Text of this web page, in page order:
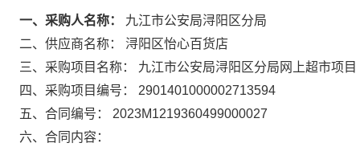
一、采购人名称：
九江市公安局浔阳区分局
二、供应商名称：
浔阳区怡心百货店
三、采购项目名称：
九江市公安局浔阳区分局网上超市项目
四、采购项目编号：
2901401000002713594
五、合同编号：
2023M1219360499000027
六、合同内容：